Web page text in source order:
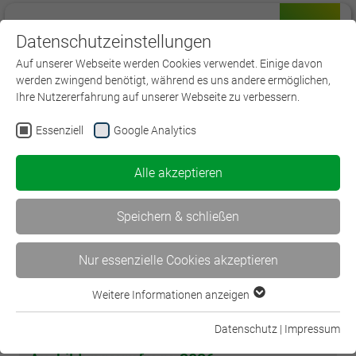
Datenschutzeinstellungen
Auf unserer Webseite werden Cookies verwendet. Einige davon
werden zwingend benötigt, während es uns andere ermöglichen,
Ihre Nutzererfahrung auf unserer Webseite zu verbessern.
Essenziell Google Analytics
Alle akzeptieren
Speichern & schließen
Nur essenzielle Cookies akzeptieren
Essenzielle Cookies werden für grundlegende Funktionen der
Weitere Informationen anzeigen
Datenschutz | Impressum